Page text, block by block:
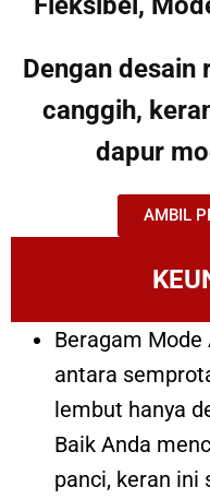
Dengan
canggih,
dapur
AMBIL
Beragam
antara
lembut hanya
Baik Anda
panci, keran ini